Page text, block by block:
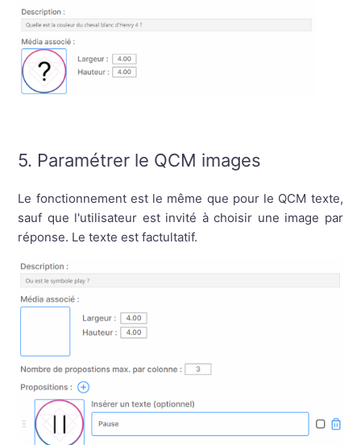
5. Paramétrer le QCM images
Le fonctionnement est le même que pour le QCM texte,
sauf que l'utilisateur est invité à choisir une image par
réponse. Le texte est factultatif.